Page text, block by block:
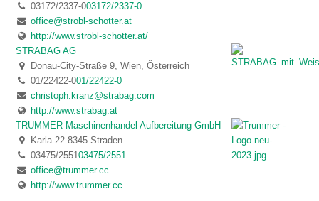
03172/2337-003172/2337-0
office@strobl-schotter.at
http://www.strobl-schotter.at/
STRABAG AG
Donau-City-Straße 9, Wien, Österreich
01/22422-001/22422-0
christoph.kranz@strabag.com
http://www.strabag.at
TRUMMER Maschinenhandel Aufbereitung GmbH
Karla 22 8345 Straden
03475/255103475/2551
office@trummer.cc
http://www.trummer.cc